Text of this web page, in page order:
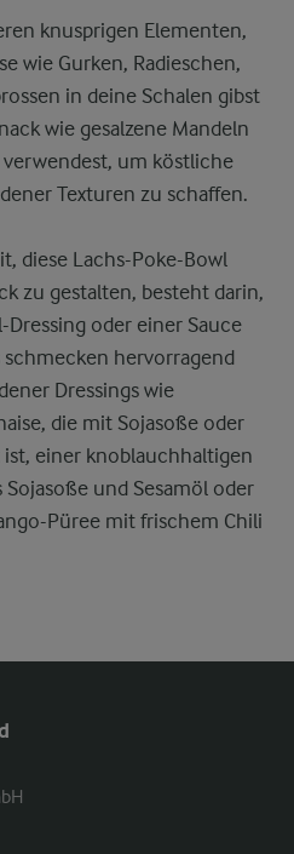
knusprigen Elementen,
wie Gurken, Radieschen,
in deine Schalen gibst
wie gesalzene Mandeln
um köstliche
Texturen zu schaffen.
diese Lachs-Poke-Bowl
zu gestalten, besteht darin,
oder einer Sauce
hervorragend
Dressings wie
die mit Sojasoße oder
einer knoblauchhaltigen
und Sesamöl oder
Püree mit frischem Chili